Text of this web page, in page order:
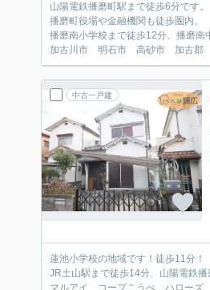
山陽電鉄播磨町駅まで徒歩6分です。
播磨町役場や金融機関も徒歩圏内。
播磨南小学校まで徒歩12分、播磨南
加古川市 明石市 高砂市 加古郡
中古一戸建
蓮池小学校の地域です！徒歩11分！
JR土山駅まで徒歩14分、山陽電鉄播
マルアイ、コープこうべ、ハローズ